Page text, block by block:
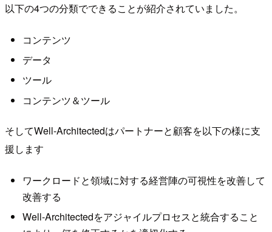
以下の4つの分類でできることが紹介されていました。
コンテンツ
データ
ツール
コンテンツ＆ツール
そしてWell-Architectedはパートナーと顧客を以下の様に支
援します
ワークロードと領域に対する経営陣の可視性を改善して
改善する
Well-Architectedをアジャイルプロセスと統合すること